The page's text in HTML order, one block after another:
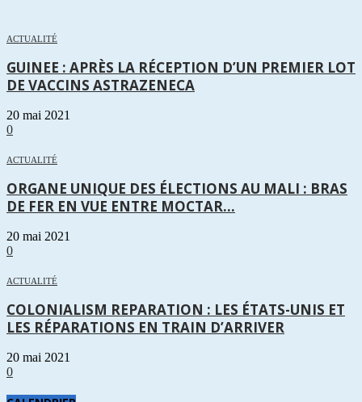
ACTUALITÉ
GUINEE : APRÈS LA RÉCEPTION D’UN PREMIER LOT
DE VACCINS ASTRAZENECA
20 mai 2021
0
ACTUALITÉ
ORGANE UNIQUE DES ÉLECTIONS AU MALI : BRAS
DE FER EN VUE ENTRE MOCTAR...
20 mai 2021
0
ACTUALITÉ
COLONIALISM REPARATION : LES ÉTATS-UNIS ET
LES RÉPARATIONS EN TRAIN D’ARRIVER
20 mai 2021
0